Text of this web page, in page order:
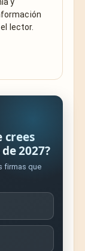
lector.
crees
2027?
firmas que